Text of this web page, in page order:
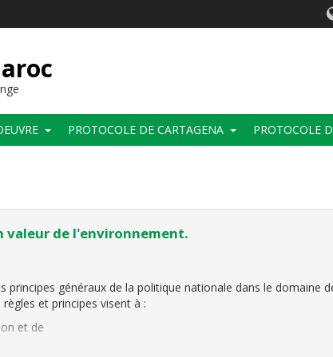
PROTOCOLE DE CARTAGENA PROTOCOLE
valeur de l'environnement.
généraux de la politique nationale dans le domaine
et principes visent à :
et de